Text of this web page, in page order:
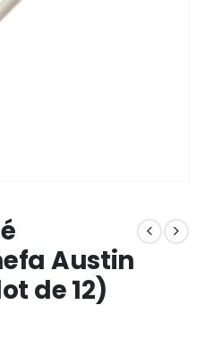
Austin
de 12)